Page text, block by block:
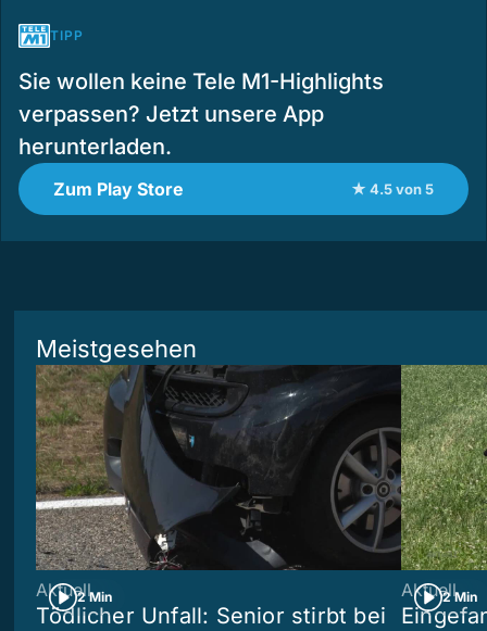
TIPP
Sie wollen keine Tele M1-Highlights
verpassen? Jetzt unsere App
herunterladen.
Zum Play Store ★ 4.5 von 5
Meistgesehen
2 Min
Aktuell
Tödlicher Unfall: Senior stirbt bei
2 Min
Aktuell